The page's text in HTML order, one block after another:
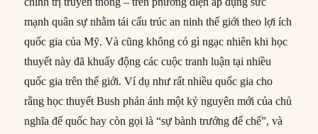
mạnh quân sự nhằm tái cấu trúc an ninh thế giới theo lợi ích
quốc gia của Mỹ. Và cũng không có gì ngạc nhiên khi học
thuyết này đã khuấy động các cuộc tranh luận tại nhiều
quốc gia trên thế giới. Ví dụ như rất nhiều quốc gia cho
rằng học thuyết Bush phản ánh một kỷ nguyên mới của chủ
nghĩa đế quốc hay còn gọi là “sự bành trướng đế chế”, và